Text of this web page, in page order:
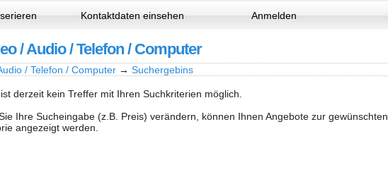
Kontaktdaten einsehen Anmelden
/ Audio / Telefon / Computer
/ Telefon / Computer → Suchergebins
derzeit kein Treffer mit Ihren Suchkriterien möglich.
Ihre Sucheingabe (z.B. Preis) verändern, können Ihnen Angebote zur gewünschten
angezeigt werden.